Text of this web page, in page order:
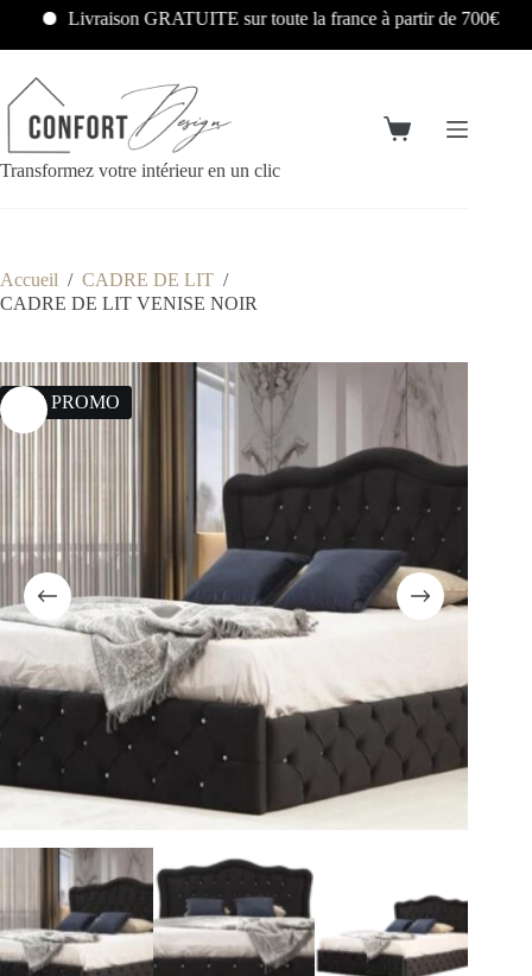
Livraison GRATUITE sur toute la france à partir de 700€
Transformez votre intérieur en un clic
Accueil / CADRE DE LIT /
CADRE DE LIT VENISE NOIR
30% PROMO